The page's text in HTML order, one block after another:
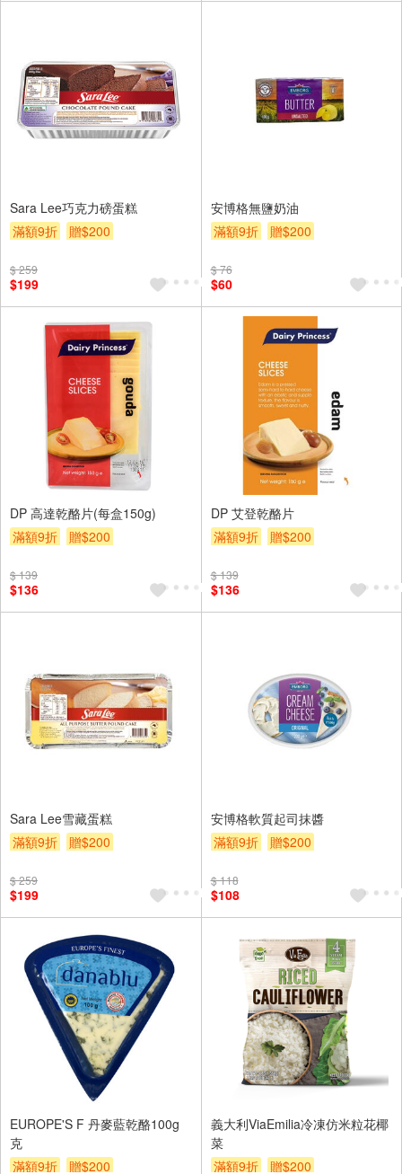
Sara Lee巧克力磅蛋糕
滿額9折
贈$200
$ 259
$199
安博格無鹽奶油
滿額9折
贈$200
$ 76
$60
DP 高達乾酪片(每盒150g)
滿額9折
贈$200
$ 139
$136
DP 艾登乾酪片
滿額9折
贈$200
$ 139
$136
Sara Lee雪藏蛋糕
滿額9折
贈$200
$ 259
$199
安博格軟質起司抹醬
滿額9折
贈$200
$ 118
$108
EUROPE'S F 丹麥藍乾酪100g
克
滿額9折
贈$200
義大利ViaEmilia冷凍仿米粒花椰
菜
滿額9折
贈$200